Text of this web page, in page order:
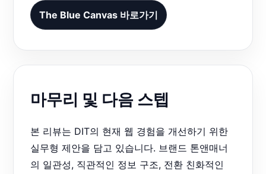
The Blue Canvas 바로가기
마무리 및 다음 스텝
본 리뷰는 DIT의 현재 웹 경험을 개선하기 위한
실무형 제안을 담고 있습니다. 브랜드 톤앤매너
의 일관성, 직관적인 정보 구조, 전환 친화적인